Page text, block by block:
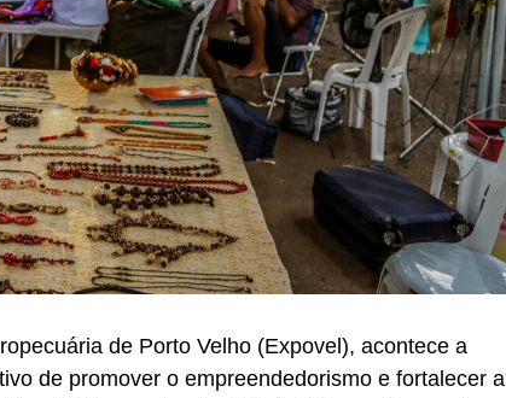
de Porto Velho (Expovel), acontece a
de promover o empreendedorismo e fortalecer a